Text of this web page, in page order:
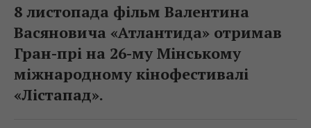
8 листопада фільм Валентина
Васяновича «Атлантида» отримав
Гран-прі на 26-му Мінському
міжнародному кінофестивалі
«Лістапад».